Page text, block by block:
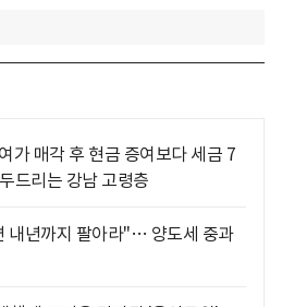
가 매각 후 현금 증여보다 세금 7
드리는 강남 고령층
내년까지 팔아라"… 양도세 중과